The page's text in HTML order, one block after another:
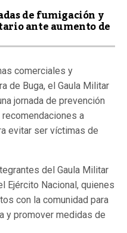
de fumigación y
ante aumento de
comerciales y
de Buga, el Gaula Militar
jornada de prevención
a
evitar ser víctimas de
del Gaula Militar
Ejército Nacional, quienes
con la comunidad para
y promover medidas de